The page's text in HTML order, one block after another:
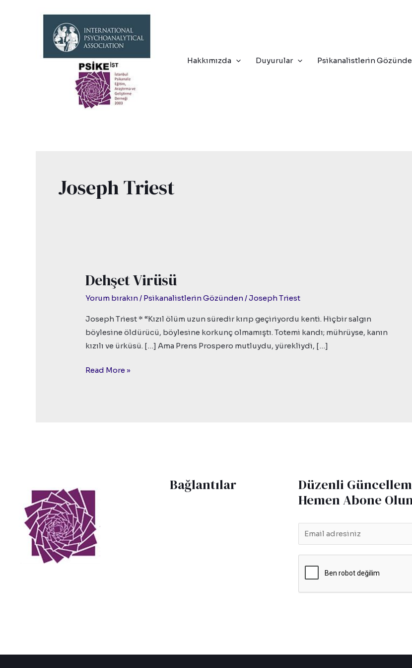
Hakkımızda Duyurular Psikanalistlerin
Joseph Triest
Dehşet Virüsü
Yorum bırakın / Psikanalistlerin Gözünden /Joseph Triest
Joseph Triest * “Kızıl ölüm uzun süredir kırıp geçiriyordu kenti. Hiçbir salgın
böylesine öldürücü, böylesine korkunç olmamıştı. Totemi kandı; mührüyse, kanın
kızılı ve ürküsü. […] Ama Prens Prospero mutluydu, yürekliydi, […]
Dehşet
Read More »
Bağlantılar
Düzenli
Hemen Abone
m
a